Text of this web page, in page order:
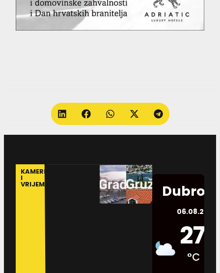
KAMERE
I
VRIJEME
06.08.2026.
27
°C